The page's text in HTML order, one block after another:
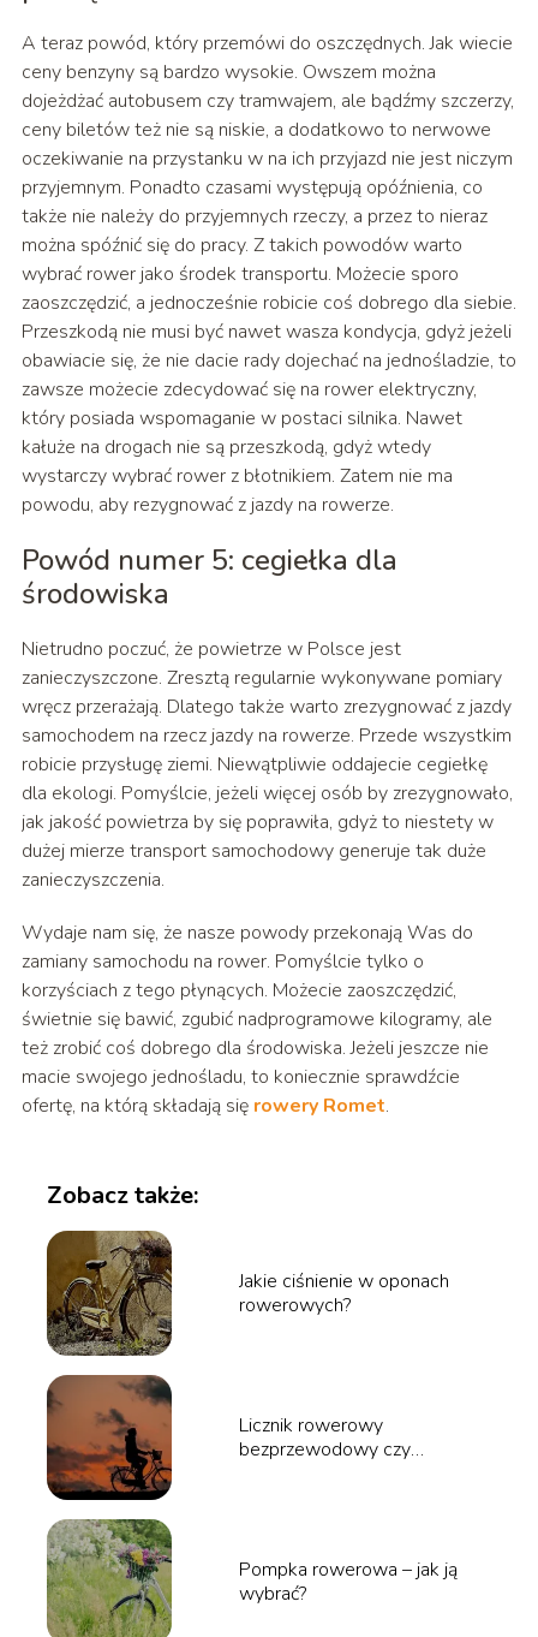
A teraz powód, który przemówi do oszczędnych. Jak wiecie
ceny benzyny są bardzo wysokie. Owszem można
dojeżdżać autobusem czy tramwajem, ale bądźmy szczerzy,
ceny biletów też nie są niskie, a dodatkowo to nerwowe
oczekiwanie na przystanku w na ich przyjazd nie jest niczym
przyjemnym. Ponadto czasami występują opóźnienia, co
także nie należy do przyjemnych rzeczy, a przez to nieraz
można spóźnić się do pracy. Z takich powodów warto
wybrać rower jako środek transportu. Możecie sporo
zaoszczędzić, a jednocześnie robicie coś dobrego dla siebie.
Przeszkodą nie musi być nawet wasza kondycja, gdyż jeżeli
obawiacie się, że nie dacie rady dojechać na jednośladzie, to
zawsze możecie zdecydować się na rower elektryczny,
który posiada wspomaganie w postaci silnika. Nawet
kałuże na drogach nie są przeszkodą, gdyż wtedy
wystarczy wybrać rower z błotnikiem. Zatem nie ma
powodu, aby rezygnować z jazdy na rowerze.
Powód numer 5: cegiełka dla
środowiska
Nietrudno poczuć, że powietrze w Polsce jest
zanieczyszczone. Zresztą regularnie wykonywane pomiary
wręcz przerażają. Dlatego także warto zrezygnować z jazdy
samochodem na rzecz jazdy na rowerze. Przede wszystkim
robicie przysługę ziemi. Niewątpliwie oddajecie cegiełkę
dla ekologi. Pomyślcie, jeżeli więcej osób by zrezygnowało,
jak jakość powietrza by się poprawiła, gdyż to niestety w
dużej mierze transport samochodowy generuje tak duże
zanieczyszczenia.
Wydaje nam się, że nasze powody przekonają Was do
zamiany samochodu na rower. Pomyślcie tylko o
korzyściach z tego płynących. Możecie zaoszczędzić,
świetnie się bawić, zgubić nadprogramowe kilogramy, ale
też zrobić coś dobrego dla środowiska. Jeżeli jeszcze nie
macie swojego jednośladu, to koniecznie sprawdźcie
ofertę, na którą składają się rowery Romet.
Zobacz także:
Jakie ciśnienie w oponach
rowerowych?
Licznik rowerowy
bezprzewodowy czy
Pompka rowerowa – jak ją
wybrać?